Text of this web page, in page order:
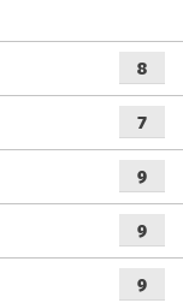
8
7
9
9
9